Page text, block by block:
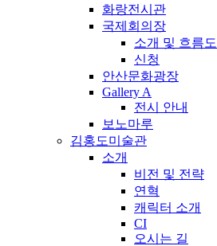
화랑전시관
국제회의장
소개 및 흐름도
신청
안산문화광장
Gallery A
전시 안내
보노마루
김홍도미술관
소개
비전 및 전략
연혁
캐릭터 소개
CI
오시는 길